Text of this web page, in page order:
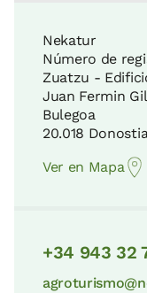
Nekatur
Número de
Zuatzu -
Juan Fermin
Bulegoa
20.018
Ver en Mapa
+34 943 32